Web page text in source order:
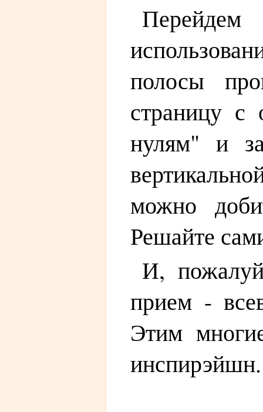
полосы
страницу с
нулям" и
можно
Решайте
И,
прием -
Этим
инспирэйшн.